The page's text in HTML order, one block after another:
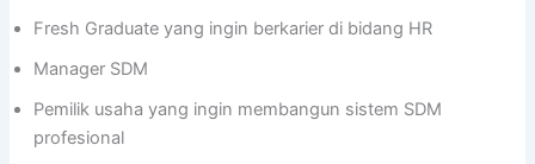
Fresh Graduate yang ingin berkarier di bidang HR
Manager SDM
Pemilik usaha yang ingin membangun sistem SDM
profesional